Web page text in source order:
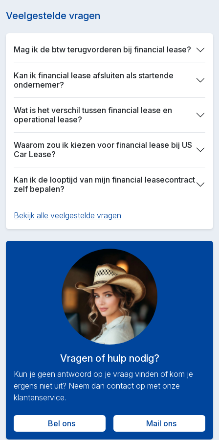
Veelgestelde vragen
Mag ik de btw terugvorderen bij financial lease?
Kan ik financial lease afsluiten als startende
ondernemer?
Wat is het verschil tussen financial lease en
operational lease?
Waarom zou ik kiezen voor financial lease bij US
Car Lease?
Kan ik de looptijd van mijn financial leasecontract
zelf bepalen?
Bekijk alle veelgestelde vragen
Vragen of hulp nodig?
Kun je geen antwoord op je vraag vinden of kom je
ergens niet uit? Neem dan contact op met onze
klantenservice.
Bel ons Mail ons